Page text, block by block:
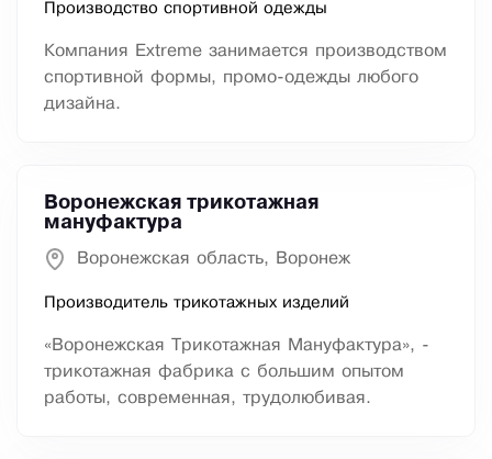
Производство спортивной одежды
Компания Extreme занимается производством
спортивной формы, промо-одежды любого
дизайна.
Воронежская трикотажная
мануфактура
Воронежская область, Воронеж
Производитель трикотажных изделий
«Воронежская Трикотажная Мануфактура», -
трикотажная фабрика с большим опытом
работы, современная, трудолюбивая.